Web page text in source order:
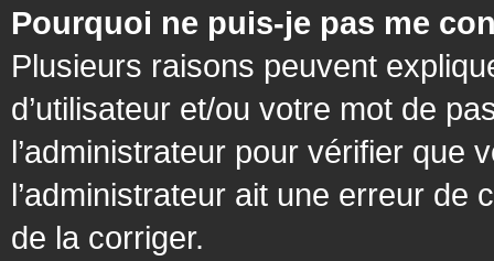
Pourquoi ne puis-je pas me
Plusieurs raisons peuvent
d’utilisateur et/ou votre mot de
l’administrateur pour vérifier que
l’administrateur ait une erreur de
de la corriger.